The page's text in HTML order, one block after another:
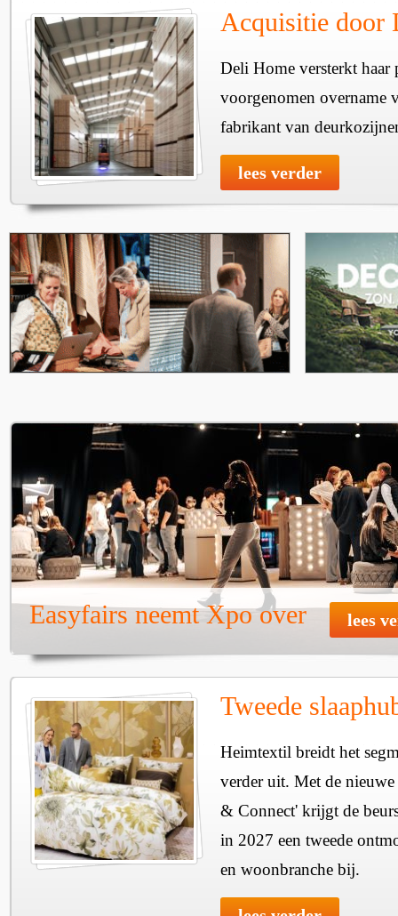
Acquisitie door
Deli Home versterkt haar
voorgenomen overname
fabrikant van
lees verder
Easyfairs neemt Xpo over lees
Tweede
Heimtextil breidt het
verder uit. Met de
& Connect' krijgt de
in 2027 een tweede
en woonbranche bij.